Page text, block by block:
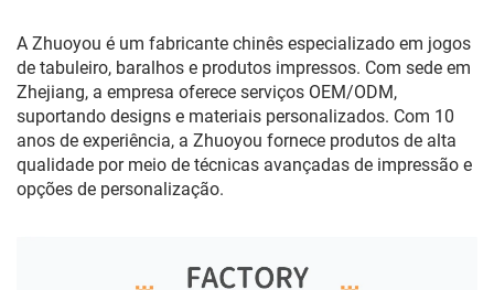
A Zhuoyou é um fabricante chinês especializado em jogos
de tabuleiro, baralhos e produtos impressos. Com sede em
Zhejiang, a empresa oferece serviços OEM/ODM,
suportando designs e materiais personalizados. Com 10
anos de experiência, a Zhuoyou fornece produtos de alta
qualidade por meio de técnicas avançadas de impressão e
opções de personalização.